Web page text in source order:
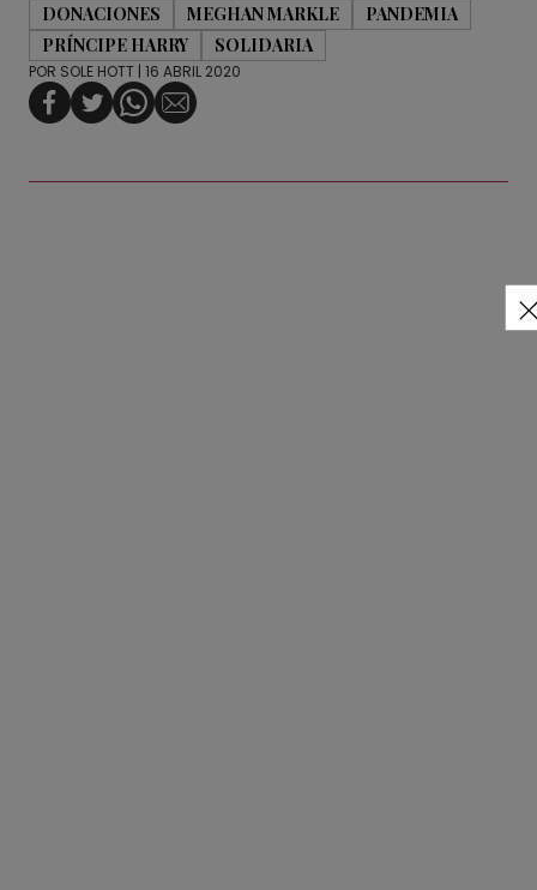
DONACIONES
MEGHAN MARKLE
PANDEMIA
PRÍNCIPE HARRY
SOLIDARIA
POR SOLE HOTT | 16 ABRIL 2020